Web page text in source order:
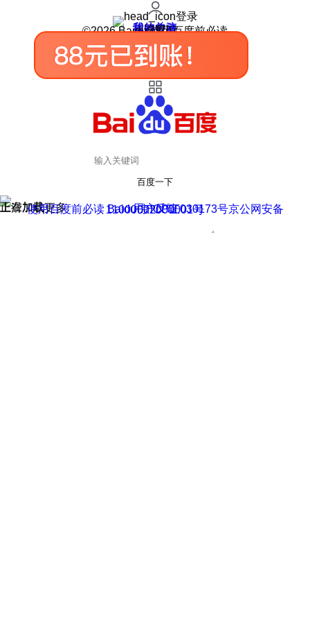
登录
我的关注
我的收藏
皮肤中心
用户反馈
设置
©2026 Baidu 使用百度前必读
百度一下
正在加载
上滑加载更多 用户反馈
使用百度前必读 Baidu 京ICP证030173号
京公网安备11000002000001号